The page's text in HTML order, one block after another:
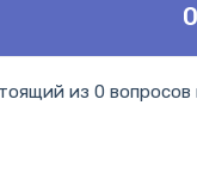
из 0 вопросов